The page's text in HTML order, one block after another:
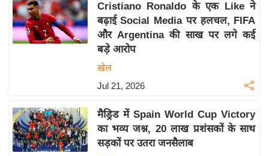
स
उ
द्यो
त
वि
शे
Cristiano Ronaldo के एक Like ने
बढ़ाई Social Media पर हलचल, FIFA
और Argentina की साख पर लगे कई
बड़े आरोप
खेल
Jul 21, 2026
मैड्रिड में Spain World Cup Victory
का भव्य जश्न, 20 लाख प्रशंसकों के साथ
सड़कों पर उतरा जनसैलाब